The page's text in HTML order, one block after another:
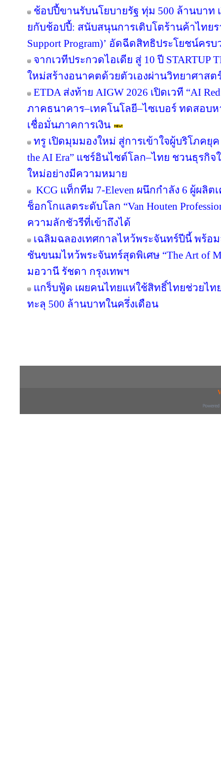
ช้อปปี้ขานรับนโยบายรัฐ ทุ่ม 500 ล้านบาท
ยกับช้อปปี้: สนับสนุนการเติบโตร้านค้าไทยร
Support Program)’ อัดฉีดสิทธิประโยชน์ครบ
จากเวทีประกวดไอเดีย สู่ 10 ปี STARTUP
ใหม่สร้างอนาคตด้วยตัวเองผ่านวิทยาศาสต
ETDA ส่งท้าย AIGW 2026 เปิดเวที “AI
ภาคธนาคาร–เทคโนโลยี–ไซเบอร์ ทดสอบห
เชื่อมั่นภาคการเงิน
ทรู เปิดมุมมองใหม่ สู่การเข้าใจผู้บริโภคยุค
the AI Era” แชร์อินไซต์โลก–ไทย ชวนธุรกิจ
ใหม่อย่างมีความหมาย
KCG แท็กทีม 7-Eleven ผนึกกำลัง 6 ผู้ผลิ
ช็อกโกแลตระดับโลก “Van Houten
ความลักชัวรีที่เข้าถึงได้
เฉลิมฉลองเทศกาลไหว้พระจันทร์ปีนี้ พร้อ
ชันขนมไหว้พระจันทร์สุดพิเศษ “The Art of
มอวานี รัชดา กรุงเทพฯ
แกร็บฟู้ด เผยคนไทยแห่ใช้สิทธิ์ไทยช่วยไท
ทะลุ 500 ล้านบาทในครึ่งเดือน